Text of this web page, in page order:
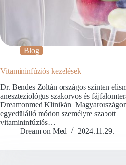
Blog
Vitamininfúziós kezelések
Dr. Bendes Zoltán országos szinten
aneszteziológus szakorvos és
Dreamonmed Klinikán Magyarországon
egyedülálló módon személyre szabott
vitamininfúziós…
Dream on Med
2024.11.29.